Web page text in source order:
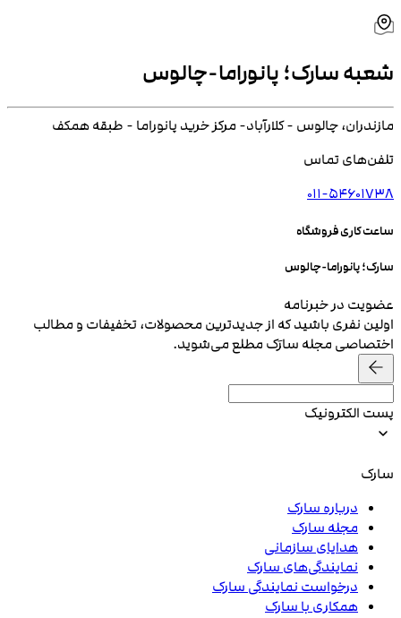
شعبهسارک؛ پانوراما-چالوس
مازندران، چالوس - کلارآباد- مرکز خرید پانوراما - طبقه همکف
تلفن‌های تماس
011-54601738
ساعت کاری فروشگاه
سارک؛ پانوراما-چالوس
عضویت در خبرنامه
اولین نفری باشید که از جدیدترین محصولات، تخفیفات و مطالب
اختصاصی مجله سارَک مطلع می‌شوید.
پست الکترونیک
سارک
درباره سارک
مجله سارک
هدایای سازمانی
نمایندگی‌های سارک
درخواست نمایندگی سارک
همکاری با سارک